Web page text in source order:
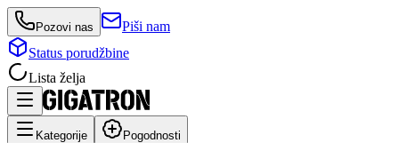
Pozovi nas
Piši nam
Status porudžbine
Lista želja
Kategorije Pogodnosti